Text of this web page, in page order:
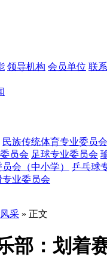
领导机构 会员单位 联
民族传统体育专业委员会
员会 足球专业委员会
会（中小学） 乒乓球
业委员会
采 » 正文
部：划着